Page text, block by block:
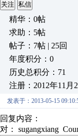
关注 私信
精华：0帖
求助：5帖
帖子：7帖 | 25回
年度积分：0
历史总积分：71
注册：2012年11月
发表于：2013-05-15
回复内容：
对： sugangxiang